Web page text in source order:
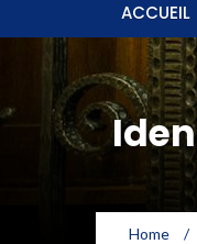
ACCUEIL
Home /